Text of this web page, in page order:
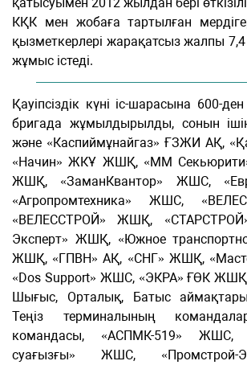
КҚК мен жобаға тартылған
қызметкерлері жарақатсыз жалпы
жұмыс істеді.
Қауіпсіздік күні іс-шарасына 600-
бригада жұмылдырылды, сонын
және «Каспиймұнайгаз» ҒЗЖИ АҚ,
«Начин» ЖКҰ ЖШҚ, «ММ
ЖШҚ, «ЗаманКвантор» ЖШС,
«Агропромтехника» ЖШС,
«ВЕЛЕССТРОЙ» ЖШҚ,
Эксперт» ЖШҚ, «Южное
ЖШҚ, «ГПВН» АҚ, «СНГ» ЖШҚ,
«Dos Support» ЖШС, «ЭКРА» ҒӨК
Шығыс, Орталық, Батыс
Теңіз терминалының
командасы, «АСПМК-519» ЖШС,
суағызғы» ЖШС,